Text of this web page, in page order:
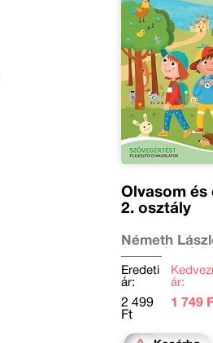
Olvasom és
2. osztály
Németh
Seregélyné
Klára
Eredeti
ár:
2 499
Ft
ár:
1 749